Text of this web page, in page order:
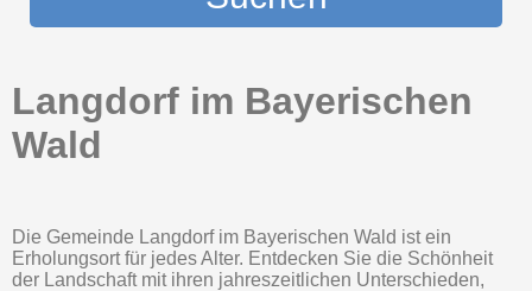
Langdorf im Bayerischen
Wald
Die Gemeinde Langdorf im Bayerischen Wald ist ein
Erholungsort für jedes Alter. Entdecken Sie die Schönheit
der Landschaft mit ihren jahreszeitlichen Unterschieden,